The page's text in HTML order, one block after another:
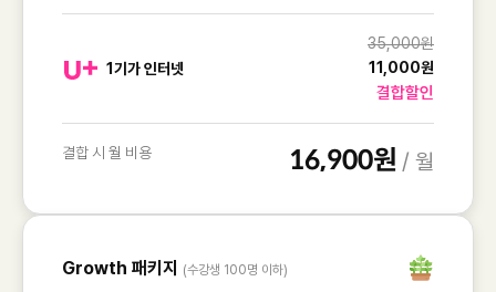
1기가 인터넷
35,000원
11,000원
결합할인
결합 시 월 비용 16,900원 / 월
Growth 패키지 (수강생 100명 이하)